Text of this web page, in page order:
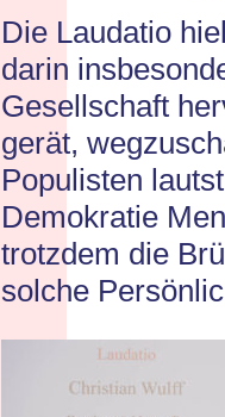
Die Laudatio
darin
Gesellschaft
gerät,
Populisten
Demokratie
trotzdem die
solche